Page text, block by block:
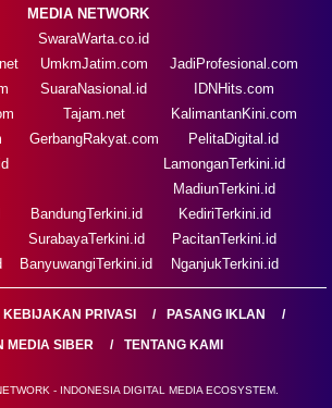
MEDIA NETWORK
SwaraWarta.co.id
UmkmJatim.com
SuaraNasional.id
Tajam.net
GerbangRakyat.com
JadiProfesional.com
IDNHits.com
KalimantanKini.com
PelitaDigital.id
BandungTerkini.id
SurabayaTerkini.id
BanyuwangiTerkini.id
LamonganTerkini.id
MadiunTerkini.id
KediriTerkini.id
PacitanTerkini.id
NganjukTerkini.id
KEBIJAKAN PRIVASI
PASANG IKLAN
MEDIA SIBER
TENTANG KAMI
- INDONESIA DIGITAL MEDIA ECOSYSTEM.